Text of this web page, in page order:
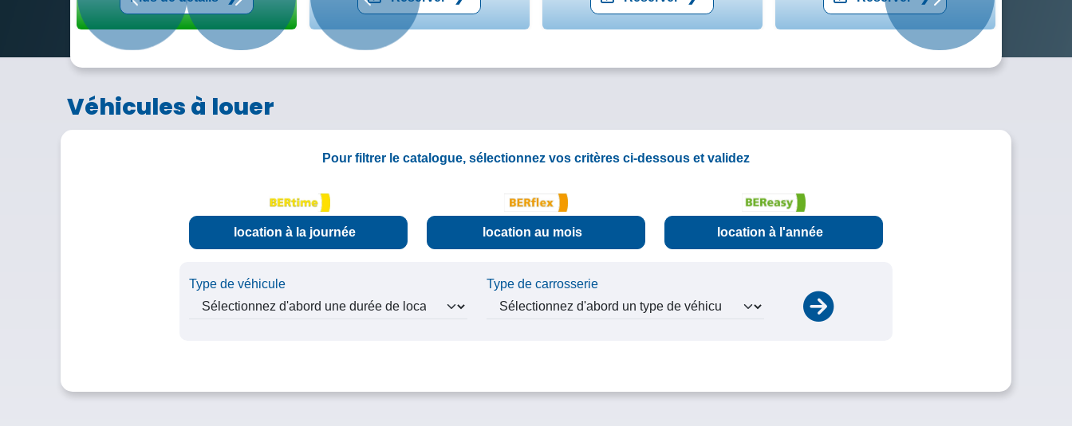
Précédent Suivant Précédent Suivant
Véhicules à louer
Pour filtrer le catalogue, sélectionnez vos critères ci-dessous et validez
locationà la journée locationau mois locationà l'année
Type de véhicule Type de carrosserie